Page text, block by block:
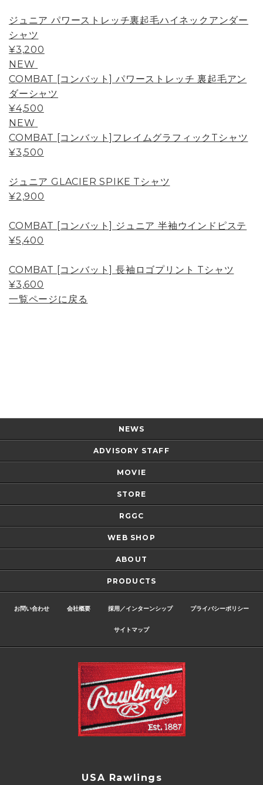
ジュニア パワーストレッチ裏起毛ハイネックアンダー
シャツ
¥3,200
NEW
COMBAT [コンバット] パワーストレッチ 裏起毛アン
ダーシャツ
¥4,500
NEW
COMBAT [コンバット]フレイムグラフィックTシャツ
¥3,500
ジュニア GLACIER SPIKE Tシャツ
¥2,900
COMBAT [コンバット] ジュニア 半袖ウインドピステ
¥5,400
COMBAT [コンバット] 長袖ロゴプリント Tシャツ
¥3,600
一覧ページに戻る
NEWS
ADVISORY STAFF
MOVIE
STORE
RGGC
WEB SHOP
ABOUT
PRODUCTS
お問い合わせ 会社概要 採用／インターンシップ プライバシーポリシー
サイトマップ
USA Rawlings